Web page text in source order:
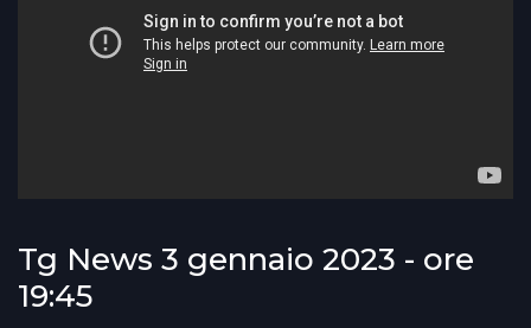
Tg News 3 gennaio 2023 - ore
19:45